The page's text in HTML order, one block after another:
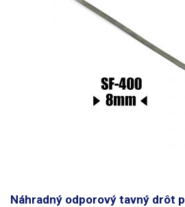
Náhradný odporový tavný drôt